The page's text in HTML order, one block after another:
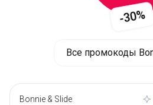
-30%
Все промокоды
Bonnie & Slide